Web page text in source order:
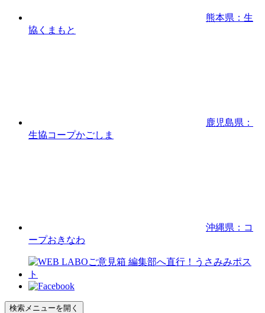
熊本県：生
協くまもと
鹿児島県：
生協コープかごしま
沖縄県：コ
ープおきなわ
検索メニューを開く